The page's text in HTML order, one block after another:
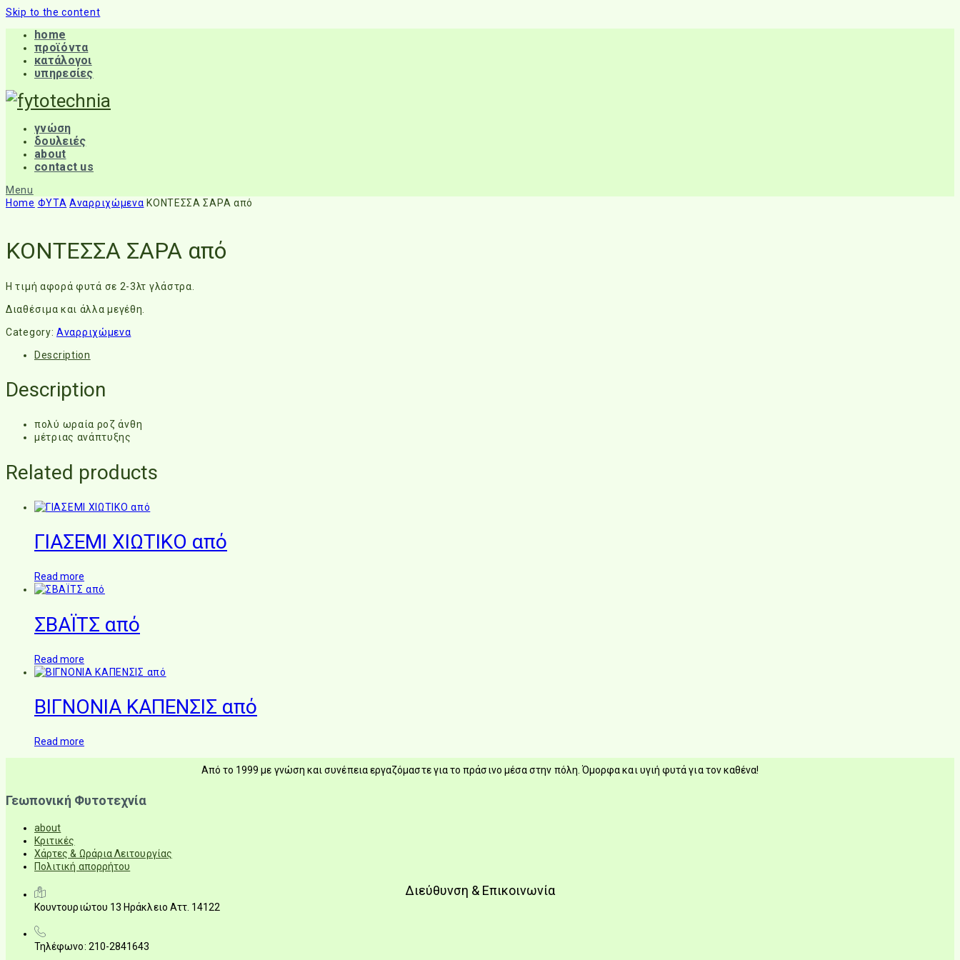
Skip to the content
home
προϊόντα
κατάλογοι
υπηρεσίες
γνώση
δουλειές
about
contact us
Menu
Home ΦΥΤΑ Αναρριχώμενα ΚΟΝΤΕΣΣΑ ΣΑΡΑ από
ΚΟΝΤΕΣΣΑ ΣΑΡΑ από
Η τιμή αφορά φυτά σε 2-3λτ γλάστρα.
Διαθέσιμα και άλλα μεγέθη.
Category: Αναρριχώμενα
Description
Description
πολύ ωραία ροζ άνθη
μέτριας ανάπτυξης
Related products
ΓΙΑΣΕΜΙ ΧΙΩΤΙΚΟ από
Read more
ΣΒΑΪΤΣ από
Read more
ΒΙΓΝΟΝΙΑ ΚΑΠΕΝΣΙΣ από
Read more
Από το 1999 με γνώση και συνέπεια εργαζόμαστε για το πράσινο μέσα στην πόλη. Όμορφα και υγιή φυτά για τον καθένα!
Γεωπονική Φυτοτεχνία
about
Κριτικές
Χάρτες & Ωράρια Λειτουργίας
Πολιτική απορρήτου
Διεύθυνση & Επικοινωνία
Κουντουριώτου 13 Ηράκλειο Αττ. 14122
Τηλέφωνο: 210-2841643